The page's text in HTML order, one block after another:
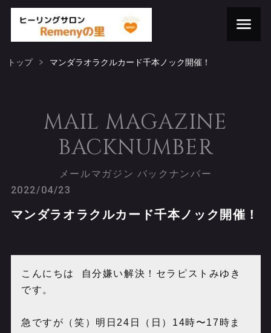
トップ マンダラオラクルカード千本ノック開催！
MAIL MAGAZINE
BACKNUMBER
メールマガジン バックナンバー
2022/04/23
マンダラオラクルカード千本ノック開催！
こんにちは 自分嫌い解決！セラピストみゆき
です。
急ですが（笑）明日24日（日）14時〜17時ま